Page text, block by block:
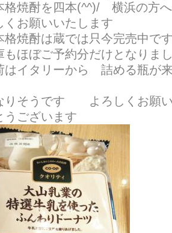
格焼酎を四本(^^)/ 横浜の方
くお願いいたします
格焼酎は蔵では只今完売中で
もほぼご予約分だけとなりま
はイタリーから 詰める瓶が
りそうです よろしくお願
うございます